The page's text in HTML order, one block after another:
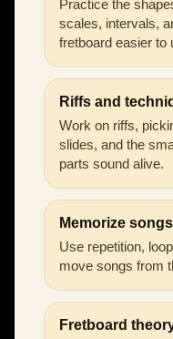
Practice the
scales, intervals,
fretboard easier to
Riffs and
Work on riffs,
slides, and the
parts sound alive.
Memorize songs
Use repetition,
move songs from
Fretboard